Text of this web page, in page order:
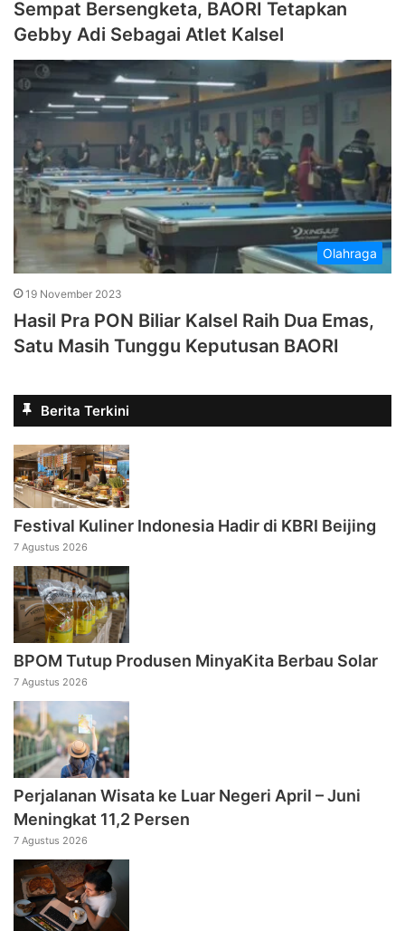
Sempat Bersengketa, BAORI Tetapkan
Gebby Adi Sebagai Atlet Kalsel
Olahraga
19 November 2023
Hasil Pra PON Biliar Kalsel Raih Dua Emas,
Satu Masih Tunggu Keputusan BAORI
Berita Terkini
Festival Kuliner Indonesia Hadir di KBRI Beijing
7 Agustus 2026
BPOM Tutup Produsen MinyaKita Berbau Solar
7 Agustus 2026
Perjalanan Wisata ke Luar Negeri April – Juni
Meningkat 11,2 Persen
7 Agustus 2026